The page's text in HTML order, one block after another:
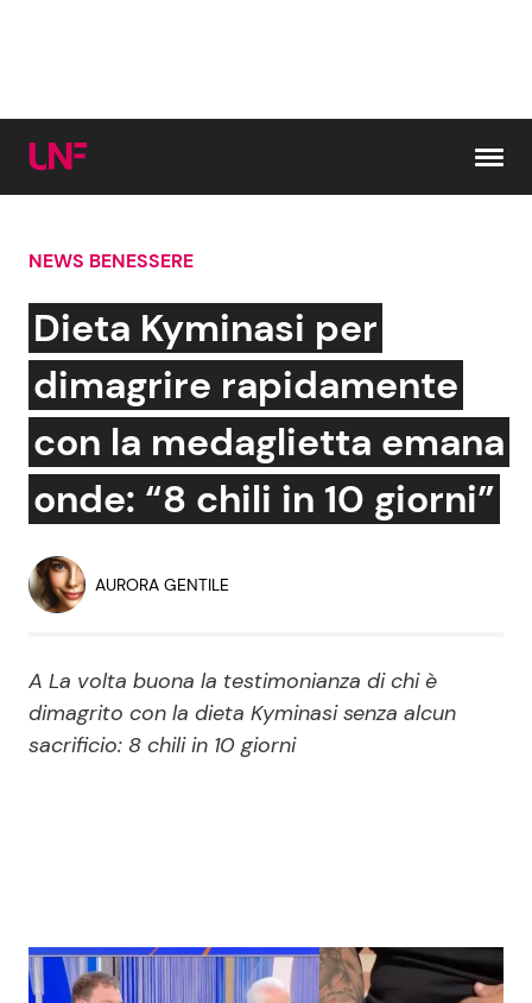
Cerca:
News e Cronaca
Attualità Italiana
Dal Mondo
Economia
Persone Scomparse
Politica
Gossip e TV
Bellezze VIP
Coppie VIP
Reality e Talent
Soap Opera
News Musica
NEWS BENESSERE
Dieta Kyminasi per
dimagrire rapidamente
con la medaglietta emana
onde: “8 chili in 10 giorni”
AURORA GENTILE
A La volta buona la testimonianza di chi è
dimagrito con la dieta Kyminasi senza alcun
sacrificio: 8 chili in 10 giorni